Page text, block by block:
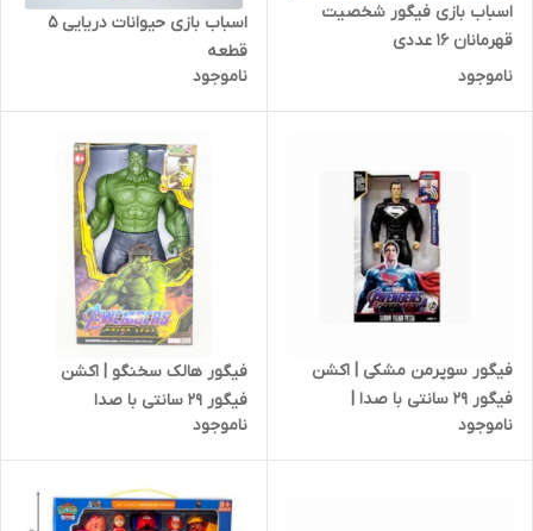
اسباب بازی فیگور شخصیت
قهرمانان 16 عددی
ناموجود
اسباب بازی حیوانات دریایی ۵
قطعه
ناموجود
فیگور سوپرمن مشکی | اکشن
فیگور ۲۹ سانتی با صدا |
ناموجود
فیگور هالک سخنگو | اکشن
فیگور ۲۹ سانتی با صدا
ناموجود